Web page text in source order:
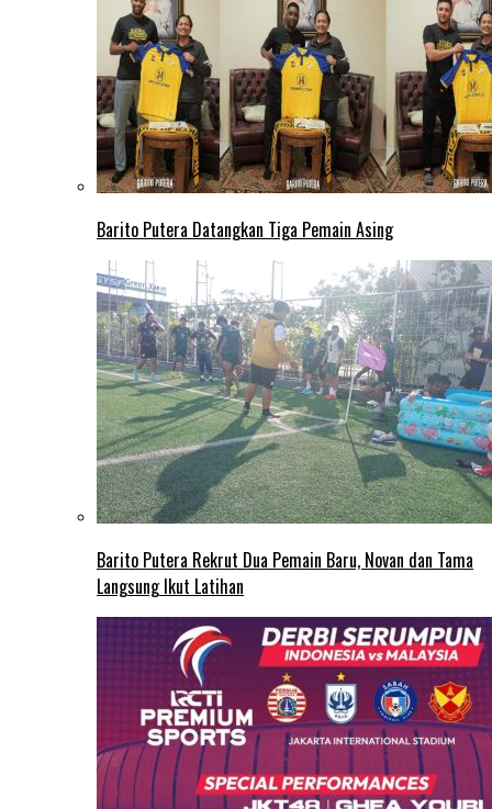
Barito Putera Datangkan Tiga Pemain Asing
Barito Putera Rekrut Dua Pemain Baru, Novan dan Tama
Langsung Ikut Latihan